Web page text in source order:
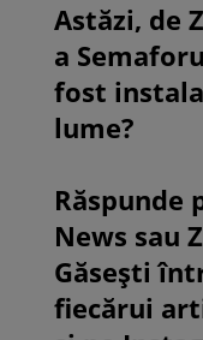
Astăzi, de
a
fost
lume?
Răspunde
News sau
Găsești
fiecărui